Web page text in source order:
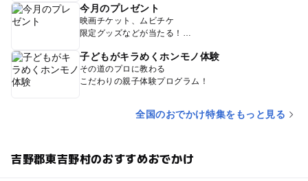
今月のプレゼント
映画チケット、ムビチケ
限定グッズなどが当たる！
子どもがキラめくホンモノ体験
その道のプロに教わる
こだわりの親子体験プログラム！
全国のおでかけ特集をもっと見る
吉野郡東吉野村のおすすめおでかけ